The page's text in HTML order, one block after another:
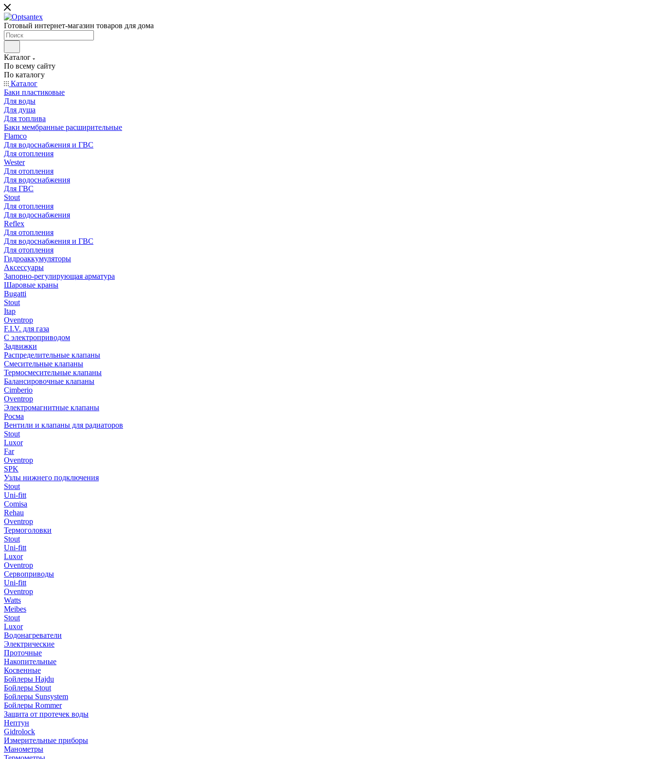
Готовый интернет-магазин товаров для дома
Каталог
По всему сайту
По каталогу
Каталог
Баки пластиковые
Для воды
Для душа
Для топлива
Баки мембранные расширительные
Flamco
Для водоснабжения и ГВС
Для отопления
Wester
Для отопления
Для водоснабжения
Для ГВС
Stout
Для отопления
Для водоснабжения
Reflex
Для отопления
Для водоснабжения и ГВС
Для отопления
Гидроаккумуляторы
Аксессуары
Запорно-регулирующая арматура
Шаровые краны
Bugatti
Stout
Itap
Oventrop
F.I.V. для газа
С электроприводом
Задвижки
Распределительные клапаны
Cмесительные клапаны
Термосмесительные клапаны
Балансировочные клапаны
Cimberio
Oventrop
Электромагнитные клапаны
Росма
Вентили и клапаны для радиаторов
Stout
Luxor
Far
Oventrop
SPK
Узлы нижнего подключения
Stout
Uni-fitt
Comisa
Rehau
Oventrop
Термоголовки
Stout
Uni-fitt
Luxor
Oventrop
Сервоприводы
Uni-fitt
Oventrop
Watts
Meibes
Stout
Luxor
Водонагреватели
Электрические
Проточные
Накопительные
Косвенные
Бойлеры Hajdu
Бойлеры Stout
Бойлеры Sunsystem
Бойлеры Rommer
Защита от протечек воды
Нептун
Gidrolock
Измерительные приборы
Манометры